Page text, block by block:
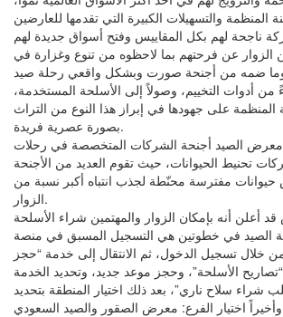
المنظمة والتسهيلات الكبيرة التي تقدمها للعارضين
الزوار عن فرحتهم بما لاحظوه من تنوع وغزارة في
ضمه من أجنحة صورت وبشكل واقعي رحلة صيد
من أدوات التخييم، وصولاً إلى الأسلحة المستخدمة،
على جهودها في إبراز هذا النوع من التراث
بصورة عصرية فريدة.
الصيد أجنحة الشركات المتخصصة في رحلات
تحنيط الحيوانات، حيث تقوم العديد من الأجنحة
مفترسة محنّطة لجذب انتباه أكبر نسبة من
الزوار.
أعلن أنه بإمكان الزوار والمهتمين شراء الأسلحة
الصيد في خطوتين هي التسجيل المسبق في منصة
من خلال تسجيل الدخول، ثم الانتقال إلى خدمة “حجز
“تصاريح الأسلحة”، وحجز موعد جديد، وتحديد الخدمة
شراء سلاح ناري”، بعد ذلك اختيار المنطقة بتحديد